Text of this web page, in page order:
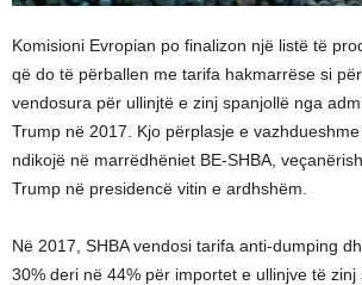
Komisioni Evropian po finalizon një listë të
që do të përballen me tarifa hakmarrëse si
vendosura për ullinjtë e zinj spanjollë nga
Trump në 2017. Kjo përplasje e
ndikojë në marrëdhëniet BE-SHBA,
Trump në presidencë vitin e ardhshëm.
Në 2017, SHBA vendosi tarifa anti-dumping
30% deri në 44% për importet e ullinjve të zinj